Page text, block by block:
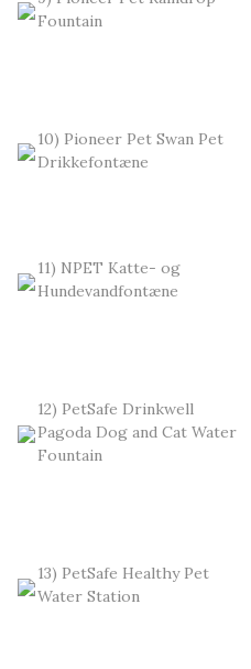
Fountain
10) Pioneer Pet Swan Pet
Drikkefontæne
11) NPET Katte- og
Hundevandfontæne
12) PetSafe Drinkwell
Pagoda Dog and Cat Water
Fountain
13) PetSafe Healthy Pet
Water Station